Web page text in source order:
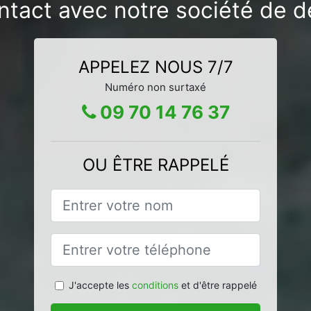
avec notre société de
APPELEZ NOUS 7/7
Numéro non surtaxé
09 70 14 76 37
OU ÊTRE RAPPELÉ
J'accepte les conditionset d'être rappelé